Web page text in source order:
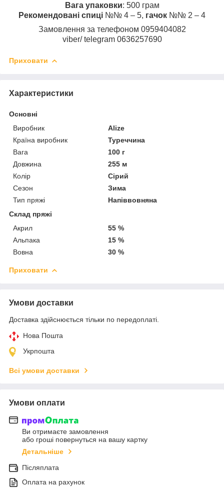
Вага упаковки: 500 грам
Рекомендовані спиці №№ 4 – 5, гачок №№ 2 – 4
Замовлення за телефоном 0959404082
viber/ telegram 0636257690
Приховати
Характеристики
Основні
Виробник
Alize
Країна виробник
Туреччина
Вага
100 г
Довжина
255 м
Колір
Сірий
Сезон
Зима
Тип пряжі
Напіввовняна
Склад пряжі
Акрил
55 %
Альпака
15 %
Вовна
30 %
Приховати
Умови доставки
Доставка здійснюється тільки по передоплаті.
Нова Пошта
Укрпошта
Всі умови доставки
Умови оплати
Ви отримаєте замовлення
або гроші повернуться на вашу картку
Детальніше
Післяплата
Оплата на рахунок